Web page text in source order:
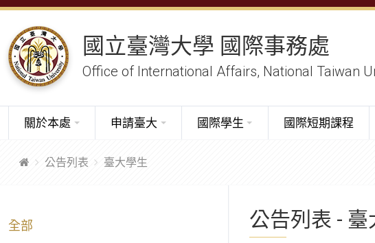
國立臺灣大學 國際事務處
Office of International Affairs, National Taiwan
關於本處 申請臺大 國際學生 國際短期課程
公告列表 臺大學生
全部 公告列表 - 臺